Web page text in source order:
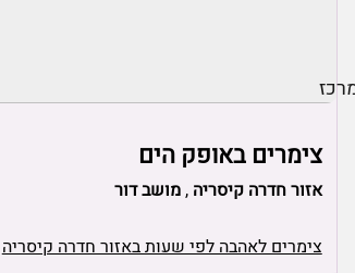
צימרים באופק הים
אזור חדרה קיסריה ,מושב דור
צימרים לאהבה לפי שעות באזור חדרה קיסריה